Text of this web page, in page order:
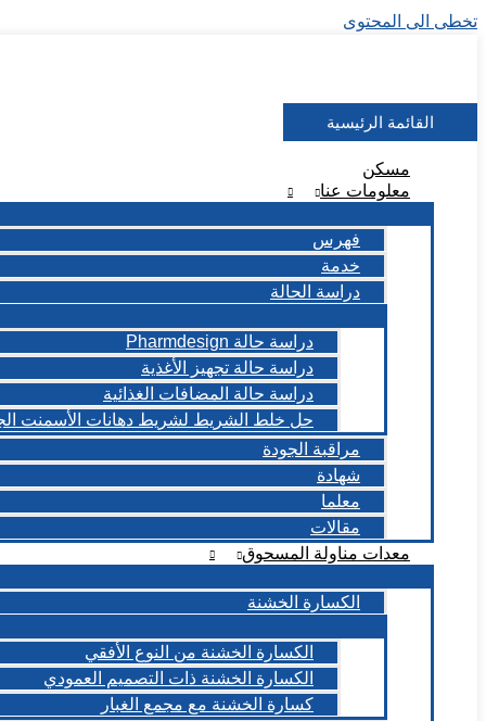
تخطى الى المحتوى
القائمة الرئيسية
مسكن
معلومات عنا
فهرس
خدمة
دراسة الحالة
دراسة حالة Pharmdesign
دراسة حالة تجهيز الأغذية
دراسة حالة المضافات الغذائية
حل خلط الشريط لشريط دهانات الأسمنت
مراقبة الجودة
شهادة
معلما
مقالات
معدات مناولة المسحوق
الكسارة الخشنة
الكسارة الخشنة من النوع الأفقي
الكسارة الخشنة ذات التصميم العمودي
كسارة الخشنة مع مجمع الغبار